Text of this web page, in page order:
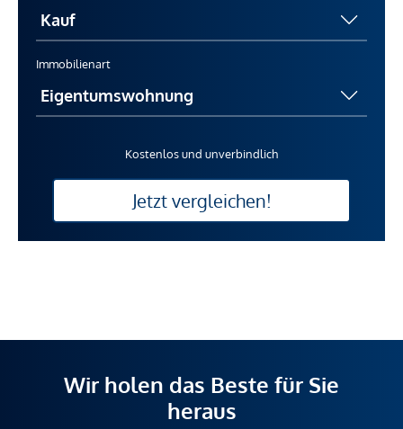
Immobilienart
Kostenlos und unverbindlich
Jetzt vergleichen!
Wir holen das Beste für Sie
heraus